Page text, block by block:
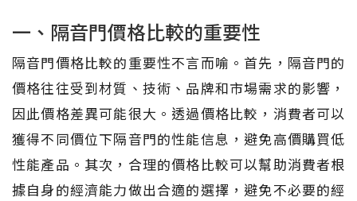
一、隔音門價格比較的重要性
隔音門價格比較的重要性不言而喻。首先，隔音門的
價格往往受到材質、技術、品牌和市場需求的影響，
因此價格差異可能很大。透過價格比較，消費者可以
獲得不同價位下隔音門的性能信息，避免高價購買低
性能產品。其次，合理的價格比較可以幫助消費者根
據自身的經濟能力做出合適的選擇，避免不必要的經